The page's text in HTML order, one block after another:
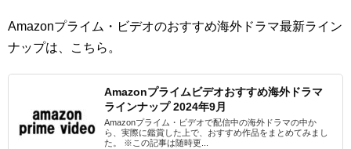
Amazonプライム・ビデオのおすすめ海外ドラマ最新ライン
ナップは、こちら。
Amazonプライムビデオおすすめ海外ドラマ
ラインナップ 2024年9月
Amazonプライム・ビデオで配信中の海外ドラマの中か
ら、実際に鑑賞した上で、おすすめ作品をまとめてみまし
た。 ※この記事は随時更...